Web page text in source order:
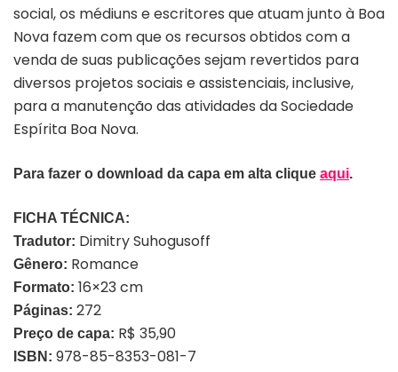
social, os médiuns e escritores que atuam junto à Boa
Nova fazem com que os recursos obtidos com a
venda de suas publicações sejam revertidos para
diversos projetos sociais e assistenciais, inclusive,
para a manutenção das atividades da Sociedade
Espírita Boa Nova.
Para fazer o download da capa em alta clique aqui.
FICHA TÉCNICA:
Tradutor: Dimitry Suhogusoff
Gênero: Romance
Formato: 16×23 cm
Páginas: 272
Preço de capa: R$ 35,90
ISBN: 978-85-8353-081-7